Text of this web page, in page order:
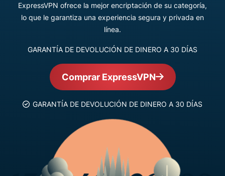
ExpressVPN ofrece la mejor encriptación de su categoría,
lo que le garantiza una experiencia segura y privada en
línea.
GARANTÍA DE DEVOLUCIÓN DE DINERO A 30 DÍAS
Comprar ExpressVPN
GARANTÍA DE DEVOLUCIÓN DE DINERO A 30 DÍAS